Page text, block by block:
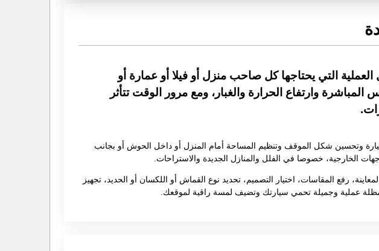
التي يحتاجها كل صاحب منزل أو فيلا أو عمارة أو
وارتفاع الحرارة والغبار، ومع مرور الوقت تتأثر
وتحسين شكل الموقف وتنظيم المساحة أمام المنزل أو داخل الحوش أو بجانب
الخارجية، خصوصا في الفلل والمنازل الجديدة والاستراحات.
رفع المقاسات، اختيار التصميم، تحديد نوع القماش أو اللكسان أو الحديد، تجهيز
مظلة عملية وجميلة تحمي سيارتك وتضيف لمسة راقية لموقعك.